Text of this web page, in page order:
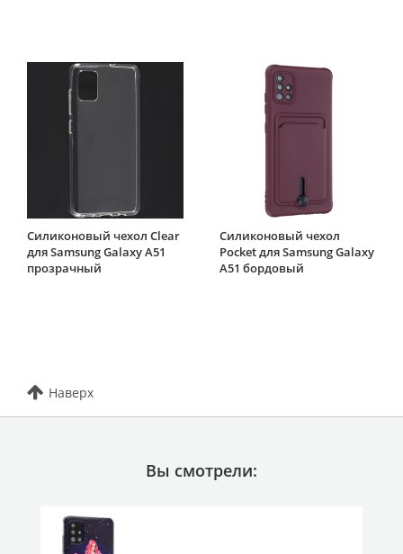
Силиконовый чехол Clear
для Samsung Galaxy A51
прозрачный
Силиконовый чехол
Pocket для Samsung Galaxy
A51 бордовый
Наверх
Вы смотрели: